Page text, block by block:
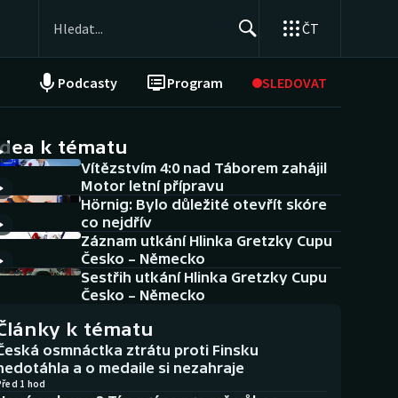
ČT
Podcasty Program SLEDOVAT
NEPŘEHLÉDNĚTE
Historické návraty
Aplikace ČT sport
AZ kvíz
k tématu
Vítězstvím 4:0 nad Táborem zahájil
Motor letní přípravu
Hörnig: Bylo důležité otevřít skóre
co nejdřív
Záznam utkání Hlinka Gretzky Cupu
Česko – Německo
Sestřih utkání Hlinka Gretzky Cupu
Česko – Německo
k tématu
osmnáctka ztrátu proti Finsku
a o medaile si nezahraje
1 hod